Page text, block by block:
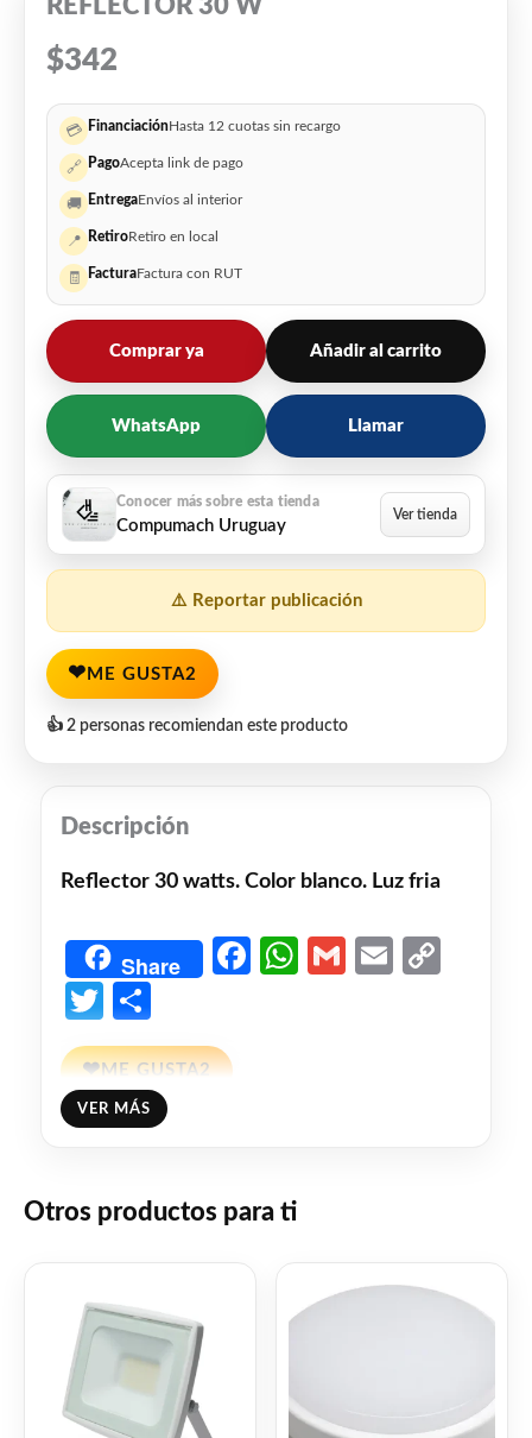
REFLECTOR 30 W
$342
💳 FinanciaciónHasta 12 cuotas sin recargo
🔗 PagoAcepta link de pago
🚚 EntregaEnvíos al interior
📍 RetiroRetiro en local
🧾 FacturaFactura con RUT
Comprar ya Añadir al carrito
WhatsApp Llamar
Compumach Uruguay
⚠️ Reportar publicación
❤ ME GUSTA2
👍 2 personas recomiendan este producto
Descripción
Reflector 30 watts. Color blanco. Luz fria
Share Facebook
WhatsApp
GmailEmail
Twitter
❤ME GUSTA2
👍 2 personas recomiendan este producto
VER MÁS
Otros productos para ti